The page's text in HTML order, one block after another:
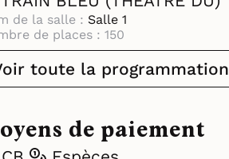
de la salle : Salle 1
de places : 150
toute la programmation
de paiement